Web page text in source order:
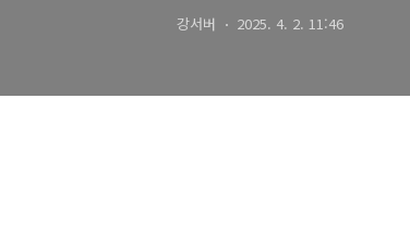
강서버 2025. 4. 2. 11:46